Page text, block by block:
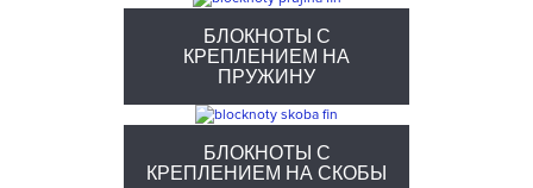
БЛОКНОТЫ С
КРЕПЛЕНИЕМ НА
ПРУЖИНУ
БЛОКНОТЫ С
КРЕПЛЕНИЕМ НА СКОБЫ